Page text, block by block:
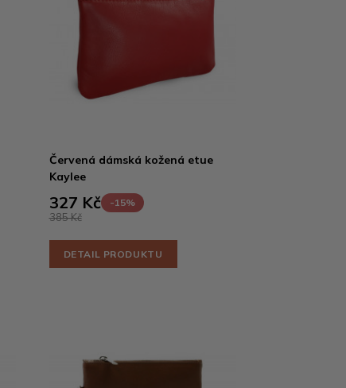
Červená dámská kožená etue
Kaylee
327 Kč -15%
385 Kč
DETAIL PRODUKTU